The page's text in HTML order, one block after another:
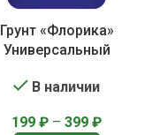
Грунт «Флорика»
Универсальный
В наличии
199 ₽ – 399 ₽